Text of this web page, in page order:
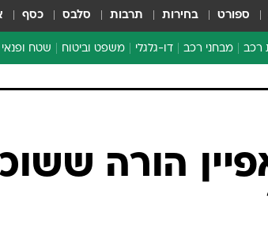
ספורט בחירות תרבות סלבס כסף
רכב מבחני רכב דו-גלגלי משפט וביטוח שטח ופנאי
הורה